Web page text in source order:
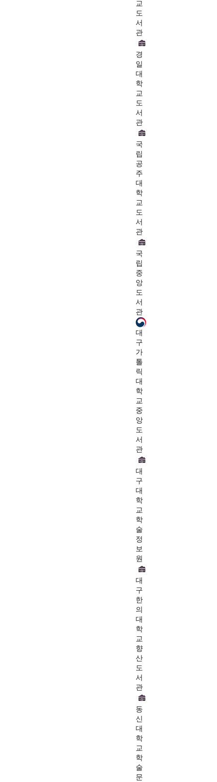
교
도
서
관
경
일
대
학
교
도
서
관
국
립
공
주
대
학
교
도
서
관
국
립
중
앙
도
서
관
대
구
가
톨
릭
대
학
교
중
앙
도
서
관
대
구
대
학
교
학
술
정
보
원
대
구
한
의
대
학
교
향
산
도
서
관
동
신
대
학
교
학
술
문